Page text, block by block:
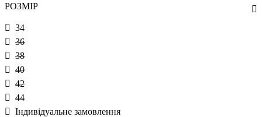
РОЗМІР
34
36
38
40
42
44
Індивідуальне замовлення